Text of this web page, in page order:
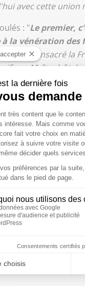
avec cette union
: "Le premier,
la vénération des
Il a consacré la
Maître hôtel,
un éloge à
Autre
révolutionnaire
bâtiment
aussi des auteurs,
aux vêpres de Noël
de Notre-
évoquent des
? "
de la nation
soient les